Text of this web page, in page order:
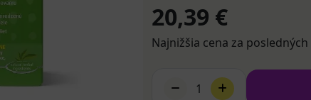
20,39 €
Najnižšia cena za
1